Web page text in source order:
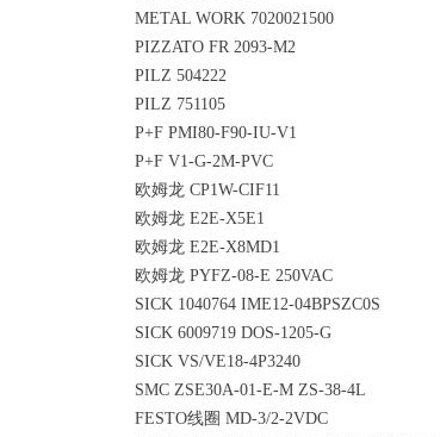
METAL WORK 7020021500
PIZZATO FR 2093-M2
PILZ 504222
PILZ 751105
P+F PMI80-F90-IU-V1
P+F V1-G-2M-PVC
欧姆龙 CP1W-CIF11
欧姆龙 E2E-X5E1
欧姆龙 E2E-X8MD1
欧姆龙 PYFZ-08-E 250VAC
SICK 1040764 IME12-04BPSZC0S
SICK 6009719 DOS-1205-G
SICK VS/VE18-4P3240
SMC ZSE30A-01-E-M ZS-38-4L
FESTO线圈 MD-3/2-2VDC